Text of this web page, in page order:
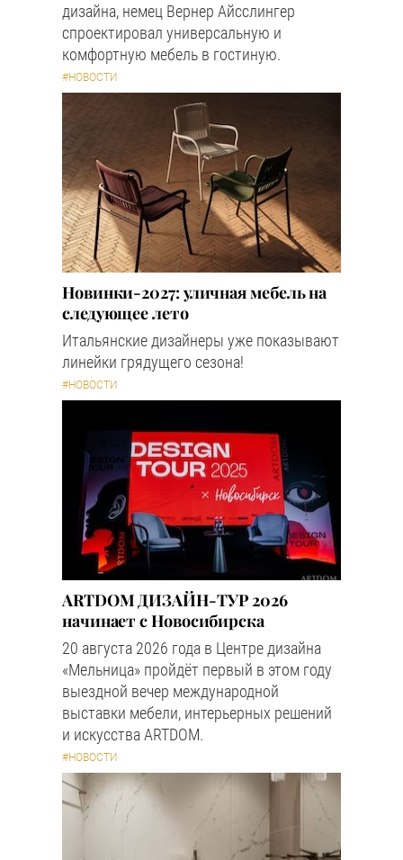
дизайна, немец Вернер Айсслингер
спроектировал универсальную и
комфортную мебель в гостиную.
#НОВОСТИ
Новинки-2027: уличная мебель на
следующее лето
Итальянские дизайнеры уже показывают
линейки грядущего сезона!
#НОВОСТИ
ARTDOM ДИЗАЙН-ТУР 2026
начинает с Новосибирска
20 августа 2026 года в Центре дизайна
«Мельница» пройдёт первый в этом году
выездной вечер международной
выставки мебели, интерьерных решений
и искусства ARTDOM.
#НОВОСТИ